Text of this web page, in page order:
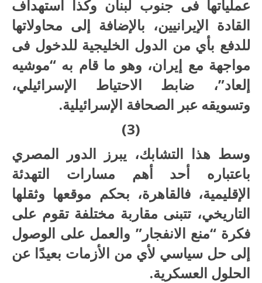
عملياتها فى جنوب لبنان وكذا استهداف
القادة الإيرانيين، بالإضافة إلى محاولاتها
للدفع بأي من الدول الخليجية للدخول فى
مواجهة مع إيران، وهو ما قام به “موشيه
إلعاد”، ضابط الاحتياط الإسرائيلي،
وتسويقه عبر الصحافة الإسرائيلية.
وسط هذا التشابك، يبرز الدور المصري
باعتباره أحد أهم مسارات التهدئة
الإقليمية، فالقاهرة، بحكم موقعها وثقلها
التاريخي، تتبنى مقاربة مختلفة تقوم على
فكرة “منع الانفجار” والعمل على الوصول
إلى حل سياسي لأي من الأزمات بعيدًا عن
الحلول العسكرية.